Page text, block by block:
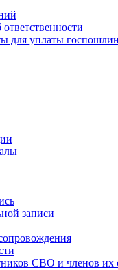
для уплаты
записи
СВО и членов их